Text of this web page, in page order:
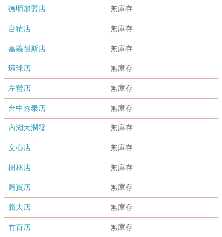
德明加盟店 無庫存
台積店 無庫存
嘉義耐斯店 無庫存
環球店 無庫存
左營店 無庫存
台中秀泰店 無庫存
內湖大潤發 無庫存
文心店 無庫存
樹林店 無庫存
麗寶店 無庫存
義大店 無庫存
竹百店 無庫存